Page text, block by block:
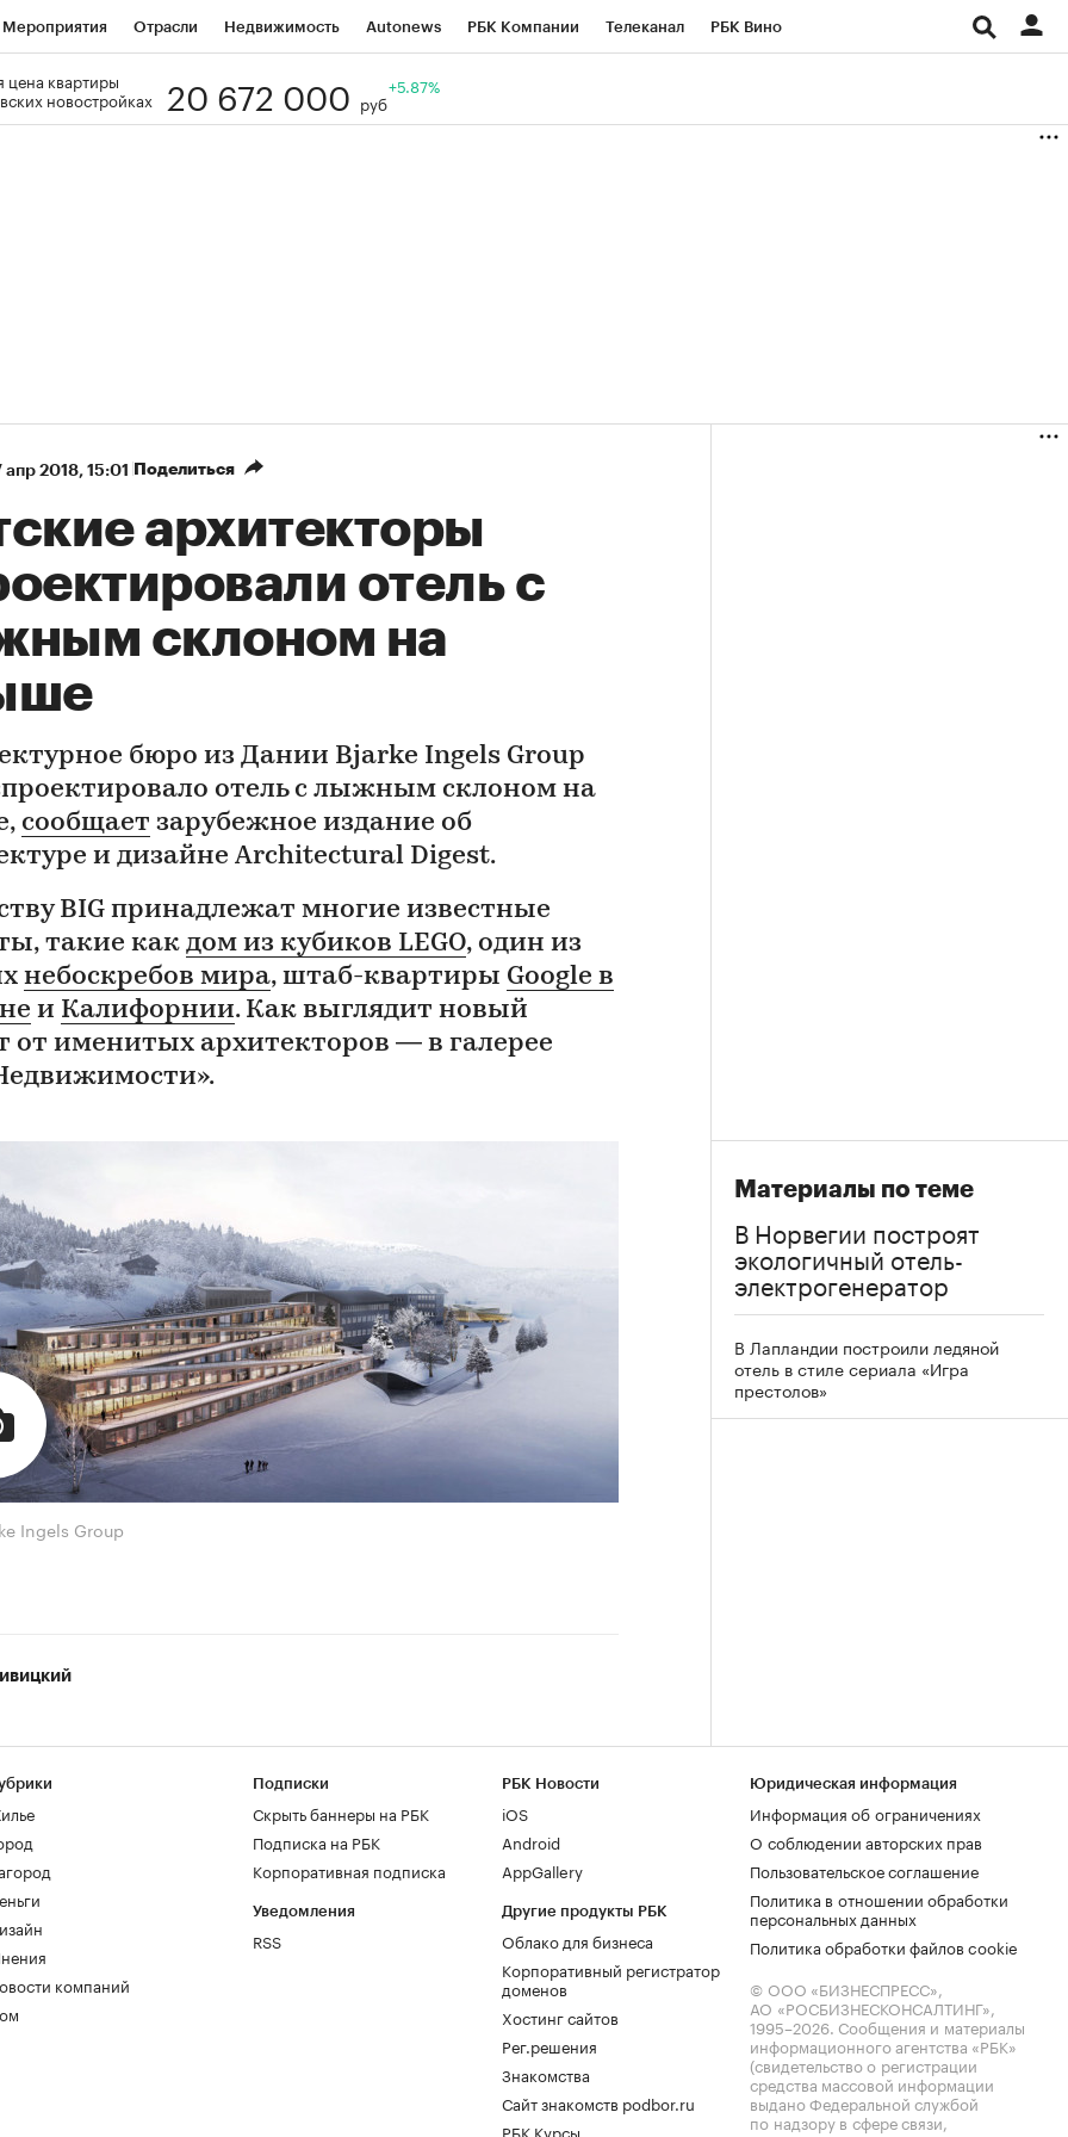
Мероприятия Отрасли Недвижимость Autonews РБК Компании Телеканал РБК Вино
Визионеры
цена квартиры
новостройках
20 672 000 руб
+5.87%
апр 2018, 15:01 Поделиться
архитекторы
отель с
склоном на
бюро из Дании Bjarke Ingels Group
отель с лыжным склоном на
сообщает зарубежное издание об
и дизайне Architectural Digest.
BIG принадлежат многие известные
такие как дом из кубиков LEGO, один из
небоскребов мира, штаб-квартиры Google в
и Калифорнии. Как выглядит новый
от именитых архитекторов — в галерее
Ingels Group
Материалы по теме
В Норвегии построят
экологичный отель-
электрогенератор
В Лапландии построили ледяной
отель в стиле сериала «Игра
престолов»
компаний
Подписки
Скрыть баннеры на РБК
Подписка на РБК
Корпоративная подписка
Уведомления
RSS
РБК Новости
iOS
Android
AppGallery
Другие продукты РБК
Облако для бизнеса
Корпоративный регистратор
доменов
Хостинг сайтов
Рег.решения
Знакомства
Сайт знакомств podbor.ru
РБК Курсы
Юридическая информация
Информация об ограничениях
О соблюдении авторских прав
Пользовательское соглашение
Политика в отношении обработки
персональных данных
Политика обработки файлов cookie
© ООО «БИЗНЕСПРЕСС»,
АО «РОСБИЗНЕСКОНСАЛТИНГ»,
1995–2026. Сообщения и материалы
информационного агентства «РБК»
(свидетельство о регистрации
средства массовой информации
выдано Федеральной службой
по надзору в сфере связи,